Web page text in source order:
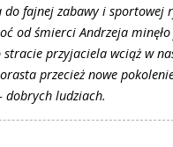
fajnej zabawy i sportowej
od śmierci Andrzeja
przyjaciela wciąż w
przecież nowe
dobrych ludziach.